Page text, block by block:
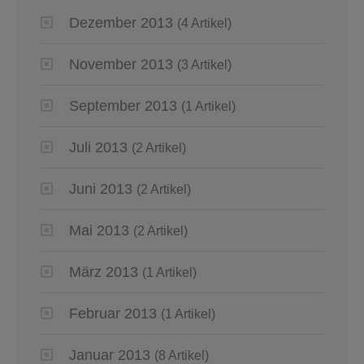
Dezember 2013 (4 Artikel)
November 2013 (3 Artikel)
September 2013 (1 Artikel)
Juli 2013 (2 Artikel)
Juni 2013 (2 Artikel)
Mai 2013 (2 Artikel)
März 2013 (1 Artikel)
Februar 2013 (1 Artikel)
Januar 2013 (8 Artikel)